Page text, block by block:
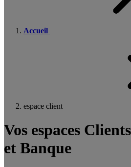
Accueil
espace client
Vos espaces
et Banque